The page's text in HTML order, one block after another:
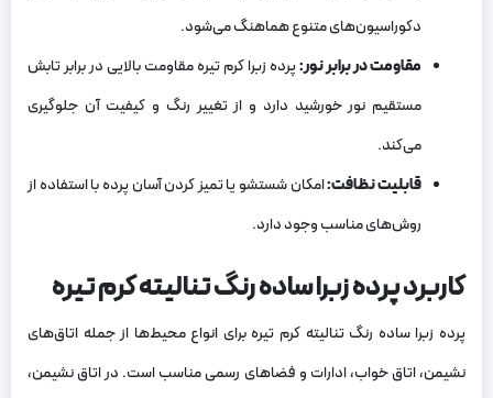
دکوراسیون‌های متنوع هماهنگ می‌شود.
مقاومت در برابر نور:پرده زبرا کرم تیره مقاومت بالایی در برابر تابش
مستقیم نور خورشید دارد و از تغییر رنگ و کیفیت آن جلوگیری
می‌کند.
قابلیت نظافت:امکان شستشو یا تمیز کردن آسان پرده با استفاده از
روش‌های مناسب وجود دارد.
کاربرد پرده زبرا ساده رنگ تنالیته کرم تیره
پرده زبرا ساده رنگ تنالیته کرم تیره برای انواع محیط‌ها از جمله اتاق‌های
نشیمن، اتاق خواب، ادارات و فضاهای رسمی مناسب است. در اتاق نشیمن،